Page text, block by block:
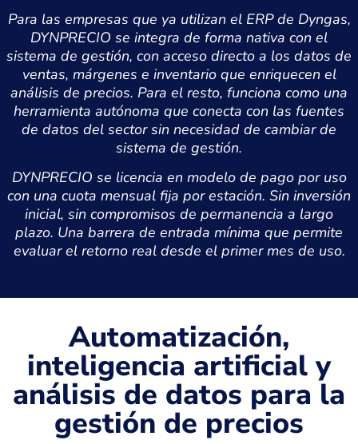
Para las empresas que ya utilizan el ERP de Dyngas,
DYNPRECIO se integra de forma nativa con el
sistema de gestión, con acceso directo a los datos de
ventas, márgenes e inventario que enriquecen el
análisis de precios. Para el resto, funciona como una
herramienta autónoma que conecta con las fuentes
de datos del sector sin necesidad de cambiar de
sistema de gestión.
DYNPRECIO se licencia en modelo de pago por uso
con una cuota mensual fija por estación. Sin inversión
inicial, sin compromisos de permanencia a largo
plazo. Una barrera de entrada mínima que permite
evaluar el retorno real desde el primer mes de uso.
Automatización,
inteligencia artificial y
análisis de datos para la
gestión de precios